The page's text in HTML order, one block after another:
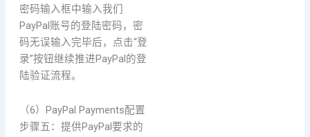
密码输入框中输入我们
PayPal账号的登陆密码，密
码无误输入完毕后，点击“登
录”按钮继续推进PayPal的登
陆验证流程。
（6）PayPal Payments配置
步骤五：提供PayPal要求的